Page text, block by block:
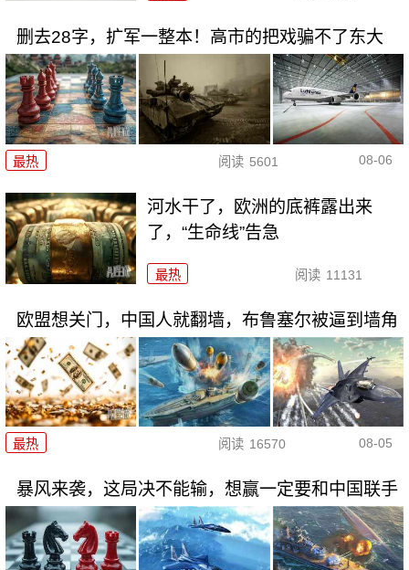
删去28字，扩军一整本！高市的把戏骗不了东大
最热 阅读 5601 08-06
河水干了，欧洲的底裤露出来
了，“生命线”告急
最热 阅读 11131
欧盟想关门，中国人就翻墙，布鲁塞尔被逼到墙角
最热 阅读 16570 08-05
暴风来袭，这局决不能输，想赢一定要和中国联手